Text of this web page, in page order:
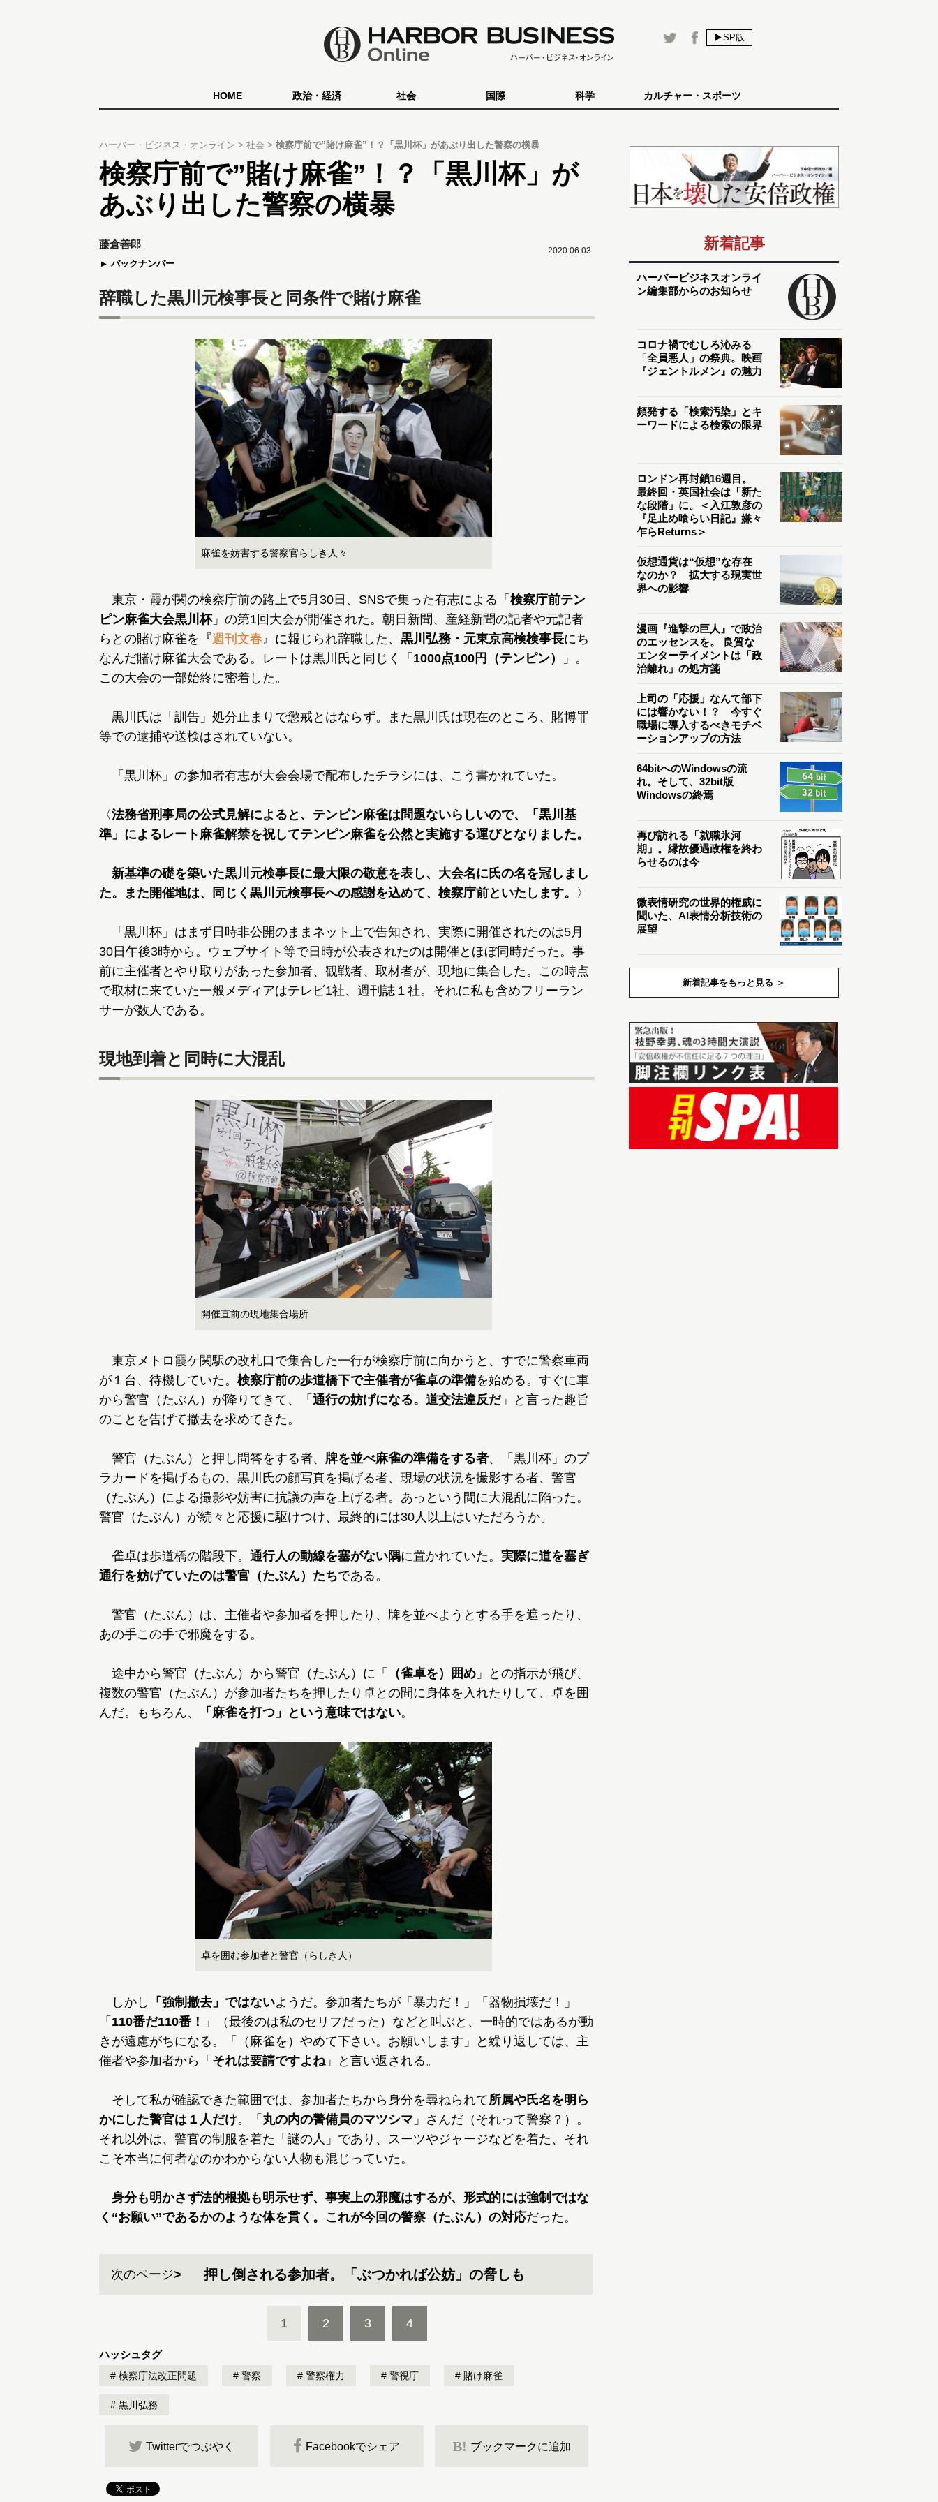
▶SP版
HOME 政治・経済 社会 国際 科学 カルチャー・スポーツ
ハーバー・ビジネス・オンライン 社会 検察庁前で”賭け麻雀”！？「黒川杯」があぶり出した警察の横暴
検察庁前で”賭け麻雀”！？「黒川杯」が
あぶり出した警察の横暴
2020.06.03
藤倉善郎
バックナンバー
辞職した黒川元検事長と同条件で賭け麻雀
麻雀を妨害する警察官らしき人々
東京・霞が関の検察庁前の路上で5月30日、SNSで集った有志による「 検察庁前テン
ピン麻雀大会黒川杯」の第1回大会が開催された。朝日新聞、産経新聞の記者や元記者
らとの賭け麻雀を『週刊文春』に報じられ辞職した、 黒川弘務・元東京高検検事長にち
なんだ賭け麻雀大会である。レートは黒川氏と同じく「 1000点100円（テンピン）
」。
この大会の一部始終に密着した。
黒川氏は「訓告」処分止まりで懲戒とはならず。また黒川氏は現在のところ、賭博罪
等での逮捕や送検はされていない。
「黒川杯」の参加者有志が大会会場で配布したチラシには、こう書かれていた。
〈法務省刑事局の公式見解によると、テンピン麻雀は問題ないらしいので、「黒川基
準」によるレート麻雀解禁を祝してテンピン麻雀を公然と実施する運びとなりました。
新基準の礎を築いた黒川元検事長に最大限の敬意を表し、大会名に氏の名を冠しまし
た。また開催地は、同じく黒川元検事長への感謝を込めて、検察庁前といたします。
〉
「黒川杯」はまず日時非公開のままネット上で告知され、実際に開催されたのは5月
30日午後3時から。ウェブサイト等で日時が公表されたのは開催とほぼ同時だった。事
前に主催者とやり取りがあった参加者、観戦者、取材者が、現地に集合した。この時点
で取材に来ていた一般メディアはテレビ1社、週刊誌１社。それに私も含めフリーラン
サーが数人である。
現地到着と同時に大混乱
開催直前の現地集合場所
東京メトロ霞ケ関駅の改札口で集合した一行が検察庁前に向かうと、すでに警察車両
が１台、待機していた。 検察庁前の歩道橋下で主催者が雀卓の準備を始める。すぐに車
から警官（たぶん）が降りてきて、「 通行の妨げになる。道交法違反だ」と言った趣旨
のことを告げて撤去を求めてきた。
警官（たぶん）と押し問答をする者、 牌を並べ麻雀の準備をする者、「黒川杯」のプ
ラカードを掲げるもの、黒川氏の顔写真を掲げる者、現場の状況を撮影する者、警官
（たぶん）による撮影や妨害に抗議の声を上げる者。あっという間に大混乱に陥った。
警官（たぶん）が続々と応援に駆けつけ、最終的には30人以上はいただろうか。
雀卓は歩道橋の階段下。 通行人の動線を塞がない隅に置かれていた。 実際に道を塞ぎ
通行を妨げていたのは警官（たぶん）たちである。
警官（たぶん）は、主催者や参加者を押したり、牌を並べようとする手を遮ったり、
あの手この手で邪魔をする。
途中から警官（たぶん）から警官（たぶん）に「 （雀卓を）囲め 」との指示が飛び、
複数の警官（たぶん）が参加者たちを押したり卓との間に身体を入れたりして、卓を囲
んだ。もちろん、
「麻雀を打つ」という意味ではない。
卓を囲む参加者と警官（らしき人）
しかし 「強制撤去」ではないようだ。参加者たちが「暴力だ！」「器物損壊だ！」
「 110番だ110番！
」（最後のは私のセリフだった）などと叫ぶと、一時的ではあるが動
きが遠慮がちになる。「（麻雀を）やめて下さい。お願いします」と繰り返しては、主
催者や参加者から「 それは要請ですよね」と言い返される。
そして私が確認できた範囲では、参加者たちから身分を尋ねられて所属や氏名を明ら
かにした警官は１人だけ。「 丸の内の警備員のマツシマ 」さんだ（それって警察？）。
それ以外は、警官の制服を着た「謎の人」であり、スーツやジャージなどを着た、それ
こそ本当に何者なのかわからない人物も混じっていた。
身分も明かさず法的根拠も明示せず、事実上の邪魔はするが、形式的には強制ではな
く“お願い”であるかのような体を貫く。これが今回の警察（たぶん）の対応だった。
次のページ 押し倒される参加者。「ぶつかれば公妨」の脅しも
1 2 3 4
ハッシュタグ
検察庁法改正問題 警察 警察権力 警視庁 賭け麻雀
黒川弘務
Twitterでつぶやく Facebookでシェア B! ブックマークに追加
新着記事
ハーバービジネスオンライ
ン編集部からのお知らせ
コロナ禍でむしろ沁みる
「全員悪人」の祭典。映画
『ジェントルメン』の魅力
頻発する「検索汚染」とキ
ーワードによる検索の限界
ロンドン再封鎖16週目。
最終回・英国社会は「新た
な段階」に。＜入江敦彦の
『足止め喰らい日記』嫌々
乍らReturns＞
仮想通貨は“仮想”な存在
なのか？ 拡大する現実世
界への影響
漫画『進撃の巨人』で政治
のエッセンスを。 良質な
エンターテイメントは「政
治離れ」の処方箋
上司の「応援」なんて部下
には響かない！？ 今すぐ
職場に導入するべきモチベ
ーションアップの方法
64bitへのWindowsの流
れ。そして、32bit版
Windowsの終焉
再び訪れる「就職氷河
期」。縁故優遇政権を終わ
らせるのは今
微表情研究の世界的権威に
聞いた、AI表情分析技術の
展望
新着記事をもっと見る